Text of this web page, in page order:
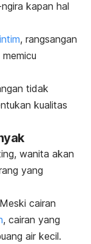
kapan hal
, rangsangan
tidak
kualitas
ng, wanita akan
yang
cairan
, cairan yang
air kecil.